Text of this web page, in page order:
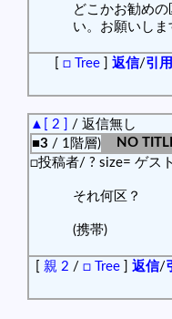
どこかお勧め
い。お願いしま
□ Tree 返信/引
▲[ 2 ]
/ 返信無し
■3 / 1階層)
NO
□投稿者/ ? size= ゲス
それ何区？
(携帯)
親 2 / □ Tree 返信/